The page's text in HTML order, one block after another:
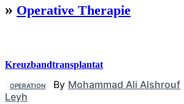
» Operative Therapie
Kreuzbandtransplantat
OPERATION By Mohammad Ali Alshrouf
Leyh